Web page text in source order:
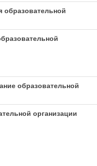
образовательной
образовательной
организации